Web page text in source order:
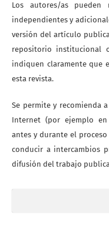
Los autores/as pueden
independientes y
versión del artículo
repositorio institucional
indiquen claramente que
esta revista.
Se permite y recomienda
Internet (por ejemplo
antes y durante el
conducir a intercambios
difusión del trabajo